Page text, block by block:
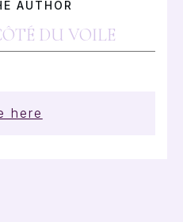
AUTHOR
DU VOILE
here